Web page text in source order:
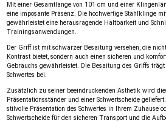
Mit einer Gesamtlänge von 101 cm und einer
eine imposante Präsenz. Die hochwertige Stahlklinge
gewährleistet eine herausragende Haltbarkeit und
Trainingsanwendungen.
Der Griff ist mit schwarzer Besaitung versehen, die
Kontrast bietet, sondern auch einen sicheren und
Gebrauchs gewährleistet. Die Besaitung des Griffs
Schwertes bei.
Zusätzlich zu seiner beeindruckenden Ästhetik wird
Präsentationsständer und einer Schwertscheide
stilvolle Präsentation des Schwertes in Ihrem Zuhause
Schwertscheide für den sicheren Transport und die